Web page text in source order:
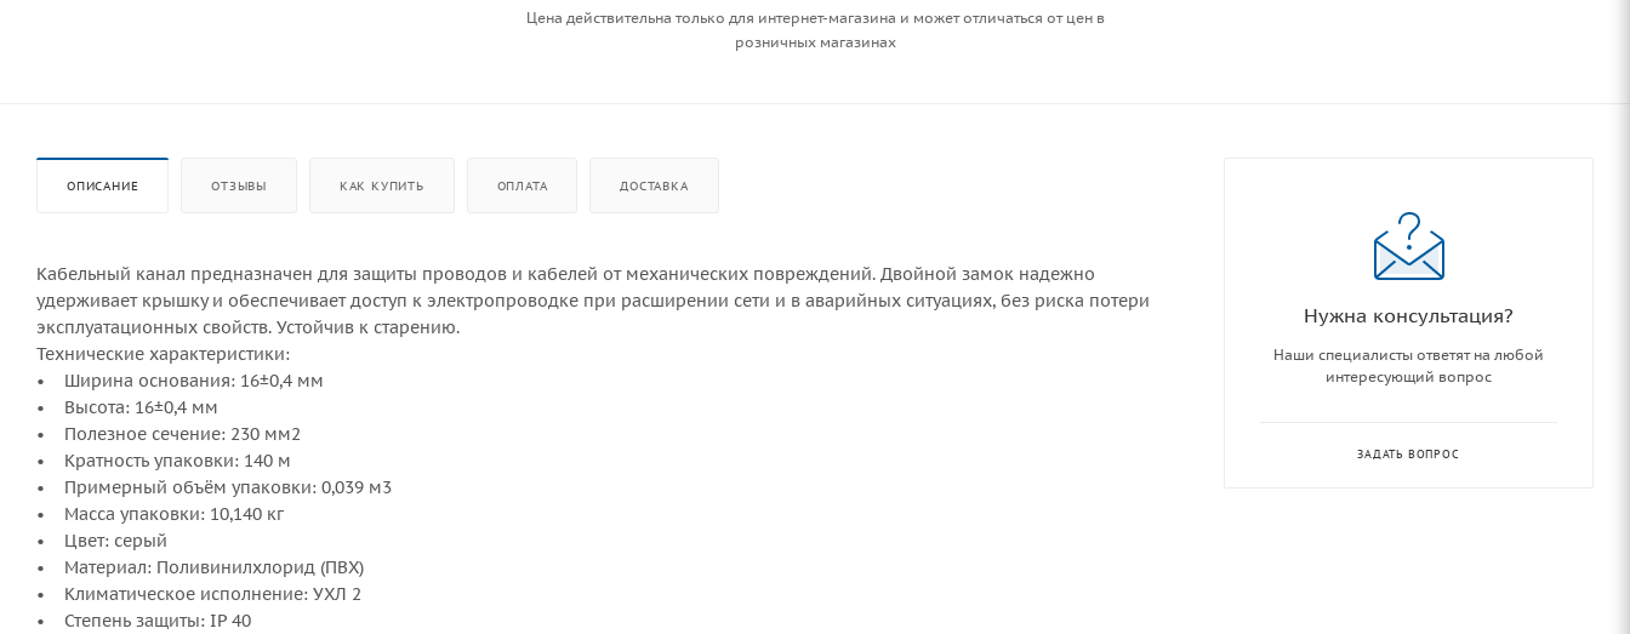
Цена действительна только для интернет-магазина и может отличаться от цен в
розничных магазинах
ОПИСАНИЕ ОТЗЫВЫ КАК КУПИТЬ ОПЛАТА ДОСТАВКА
Кабельный канал предназначен для защиты проводов и кабелей от механических повреждений. Двойной замок надежно
удерживает крышку и обеспечивает доступ к электропроводке при расширении сети и в аварийных ситуациях, без риска потери
эксплуатационных свойств. Устойчив к старению.
Технические характеристики:
• Ширина основания: 16±0,4 мм
• Высота: 16±0,4 мм
• Полезное сечение: 230 мм2
• Кратность упаковки: 140 м
• Примерный объём упаковки: 0,039 м3
• Масса упаковки: 10,140 кг
• Цвет: серый
• Материал: Поливинилхлорид (ПВХ)
• Климатическое исполнение: УХЛ 2
• Степень защиты: IP 40
Нужна консультация?
Наши специалисты ответят на любой
интересующий вопрос
ЗАДАТЬ ВОПРОС